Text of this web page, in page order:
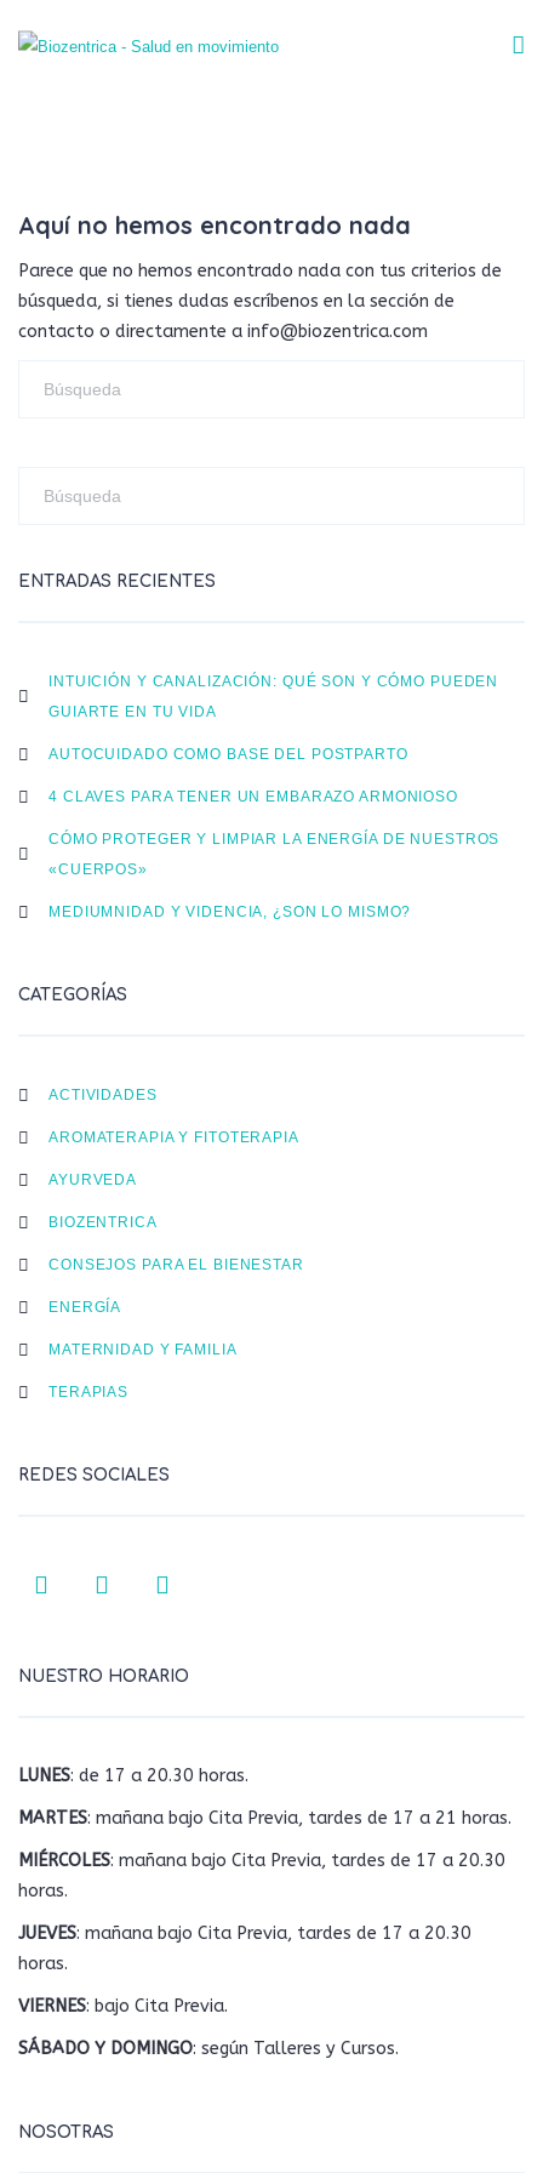
Aquí no hemos encontrado nada
Parece que no hemos encontrado nada con tus criterios de
búsqueda, si tienes dudas escríbenos en la sección de
contacto o directamente a info@biozentrica.com
ENTRADAS RECIENTES
INTUICIÓN Y CANALIZACIÓN: QUÉ SON Y CÓMO PUEDEN
GUIARTE EN TU VIDA
AUTOCUIDADO COMO BASE DEL POSTPARTO
4 CLAVES PARA TENER UN EMBARAZO ARMONIOSO
CÓMO PROTEGER Y LIMPIAR LA ENERGÍA DE NUESTROS
«CUERPOS»
MEDIUMNIDAD Y VIDENCIA, ¿SON LO MISMO?
CATEGORÍAS
ACTIVIDADES
AROMATERAPIA Y FITOTERAPIA
AYURVEDA
BIOZENTRICA
CONSEJOS PARA EL BIENESTAR
ENERGÍA
MATERNIDAD Y FAMILIA
TERAPIAS
REDES SOCIALES
NUESTRO HORARIO
LUNES: de 17 a 20.30 horas.
MARTES: mañana bajo Cita Previa, tardes de 17 a 21 horas.
MIÉRCOLES: mañana bajo Cita Previa, tardes de 17 a 20.30
horas.
JUEVES: mañana bajo Cita Previa, tardes de 17 a 20.30
horas.
VIERNES: bajo Cita Previa.
SÁBADO Y DOMINGO: según Talleres y Cursos.
NOSOTRAS